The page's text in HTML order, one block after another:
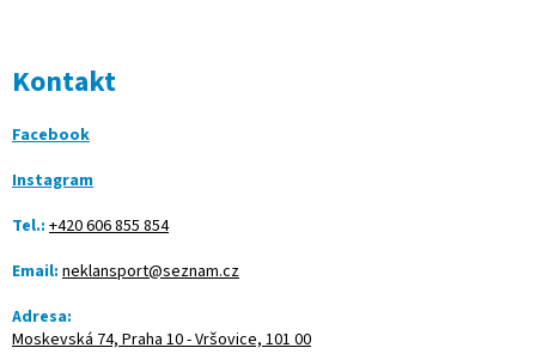
Kontakt
Facebook
Instagram
Tel.: +420 606 855 854
Email: neklansport@seznam.cz
Adresa:
Moskevská 74, Praha 10 - Vršovice, 101 00